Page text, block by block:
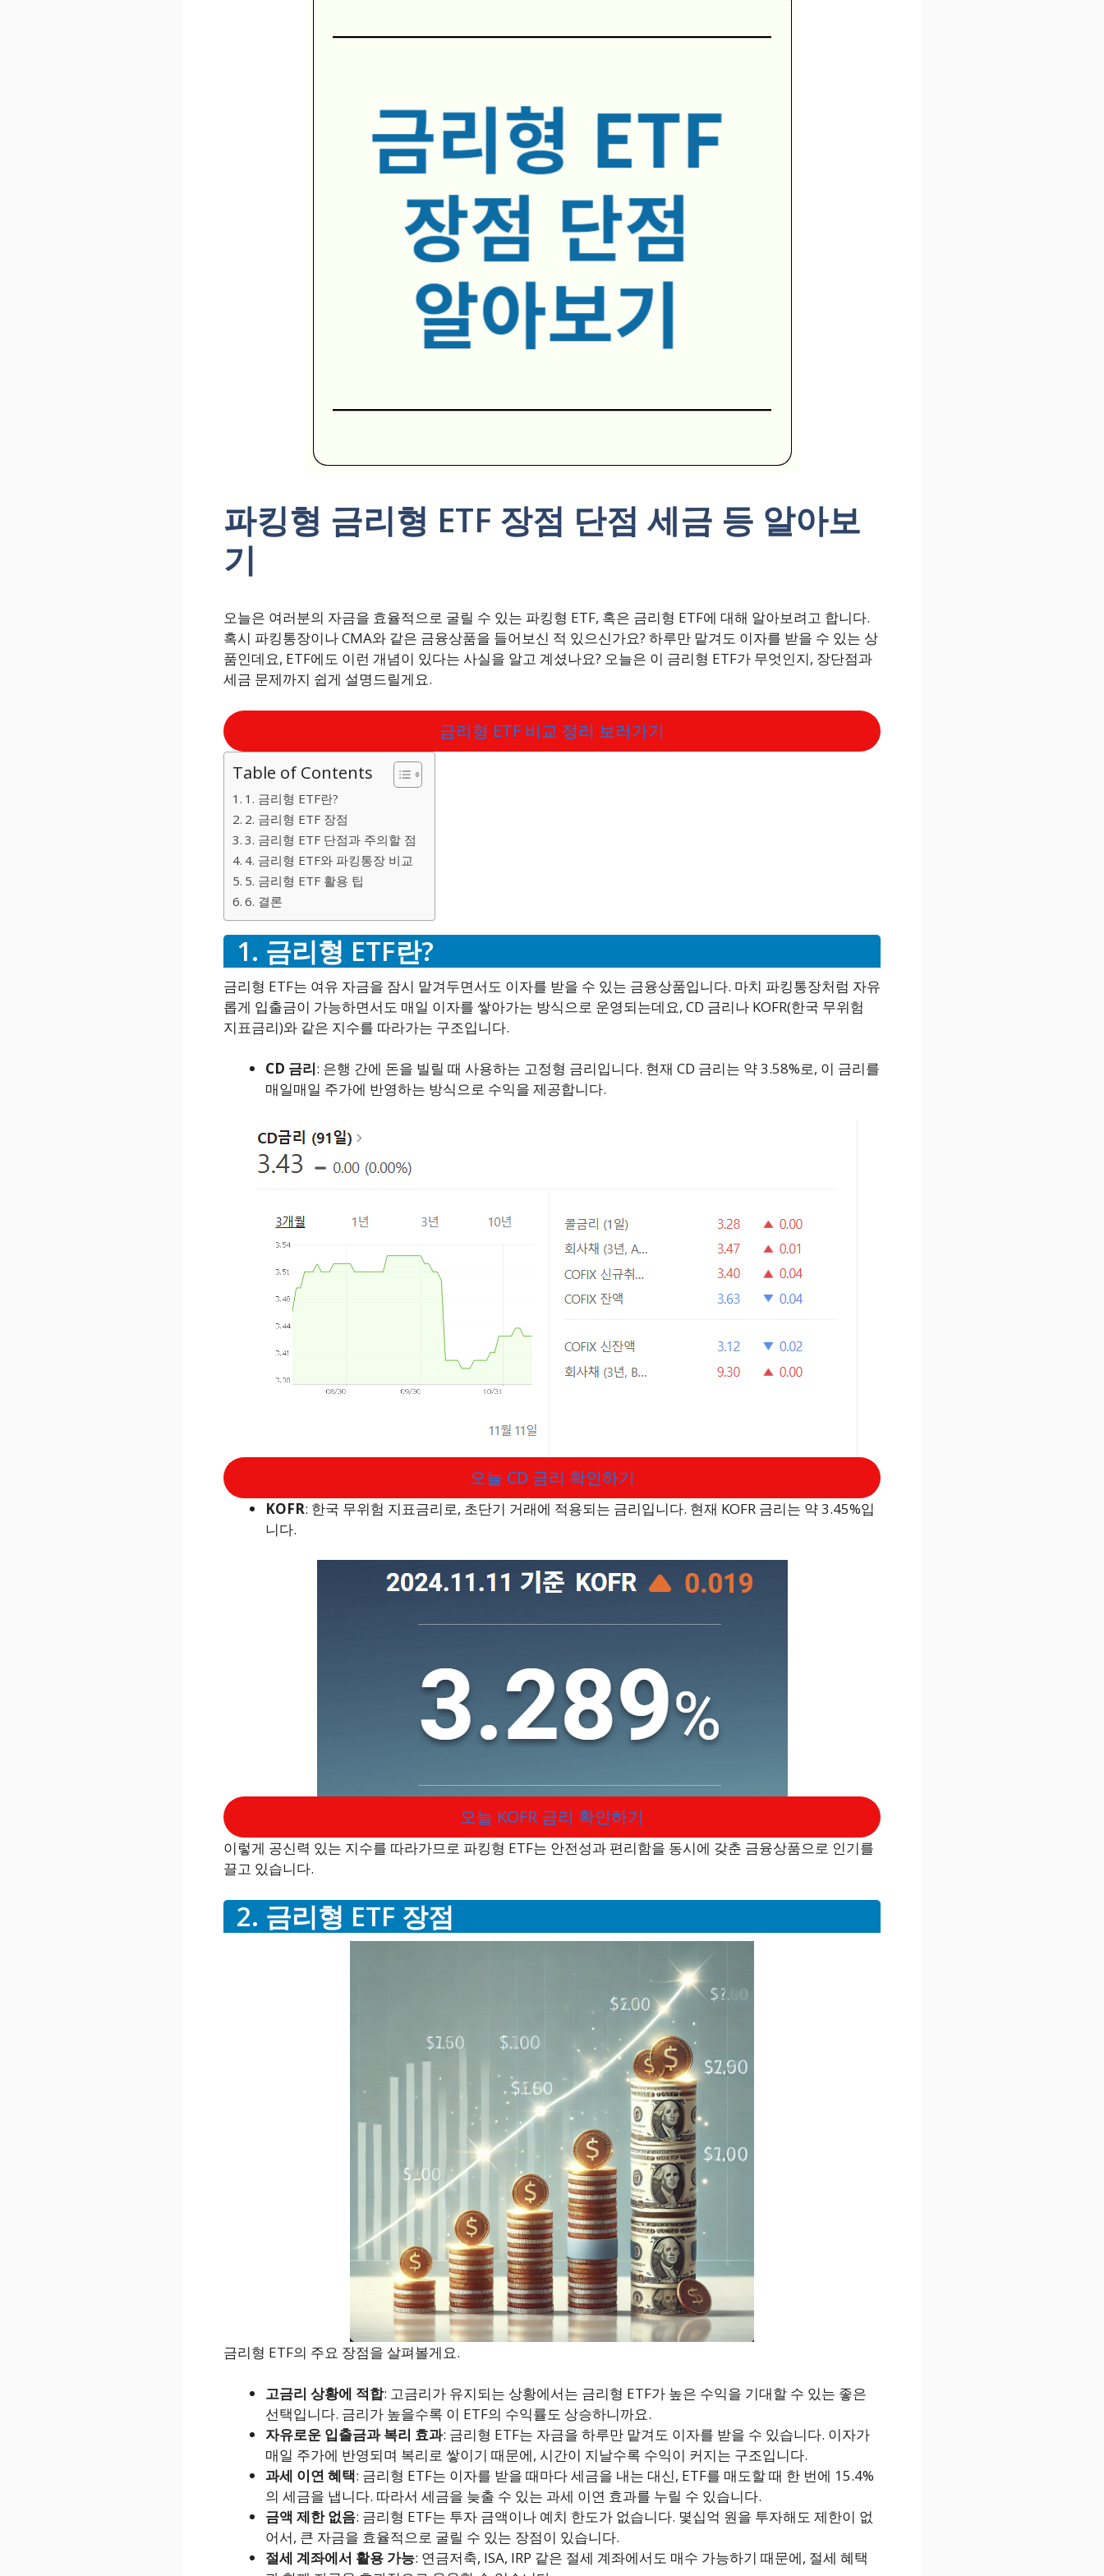
파킹형 금리형 ETF 장점 단점 세금 등 알아보
기
오늘은 여러분의 자금을 효율적으로 굴릴 수 있는 파킹형 ETF, 혹은 금리형 ETF에 대해 알아보려고 합니다.
혹시 파킹통장이나 CMA와 같은 금융상품을 들어보신 적 있으신가요? 하루만 맡겨도 이자를 받을 수 있는 상
품인데요, ETF에도 이런 개념이 있다는 사실을 알고 계셨나요? 오늘은 이 금리형 ETF가 무엇인지, 장단점과
세금 문제까지 쉽게 설명드릴게요.
금리형 ETF 비교 정리 보러가기
Table of Contents
1. 금리형 ETF란?
2. 금리형 ETF 장점
3. 금리형 ETF 단점과 주의할 점
4. 금리형 ETF와 파킹통장 비교
5. 금리형 ETF 활용 팁
6. 결론
1. 금리형 ETF란?
금리형 ETF는 여유 자금을 잠시 맡겨두면서도 이자를 받을 수 있는 금융상품입니다. 마치 파킹통장처럼 자유
롭게 입출금이 가능하면서도 매일 이자를 쌓아가는 방식으로 운영되는데요, CD 금리나 KOFR(한국 무위험
지표금리)와 같은 지수를 따라가는 구조입니다.
CD 금리: 은행 간에 돈을 빌릴 때 사용하는 고정형 금리입니다. 현재 CD 금리는 약 3.58%로, 이 금리를
매일매일 주가에 반영하는 방식으로 수익을 제공합니다.
오늘 CD 금리 확인하기
KOFR: 한국 무위험 지표금리로, 초단기 거래에 적용되는 금리입니다. 현재 KOFR 금리는 약 3.45%입
니다.
오늘 KOFR 금리 확인하기
이렇게 공신력 있는 지수를 따라가므로 파킹형 ETF는 안전성과 편리함을 동시에 갖춘 금융상품으로 인기를
끌고 있습니다.
2. 금리형 ETF 장점
금리형 ETF의 주요 장점을 살펴볼게요.
고금리 상황에 적합: 고금리가 유지되는 상황에서는 금리형 ETF가 높은 수익을 기대할 수 있는 좋은
선택입니다. 금리가 높을수록 이 ETF의 수익률도 상승하니까요.
자유로운 입출금과 복리 효과: 금리형 ETF는 자금을 하루만 맡겨도 이자를 받을 수 있습니다. 이자가
매일 주가에 반영되며 복리로 쌓이기 때문에, 시간이 지날수록 수익이 커지는 구조입니다.
과세 이연 혜택: 금리형 ETF는 이자를 받을 때마다 세금을 내는 대신, ETF를 매도할 때 한 번에 15.4%
의 세금을 냅니다. 따라서 세금을 늦출 수 있는 과세 이연 효과를 누릴 수 있습니다.
금액 제한 없음: 금리형 ETF는 투자 금액이나 예치 한도가 없습니다. 몇십억 원을 투자해도 제한이 없
어서, 큰 자금을 효율적으로 굴릴 수 있는 장점이 있습니다.
절세 계좌에서 활용 가능: 연금저축, ISA, IRP 같은 절세 계좌에서도 매수 가능하기 때문에, 절세 혜택